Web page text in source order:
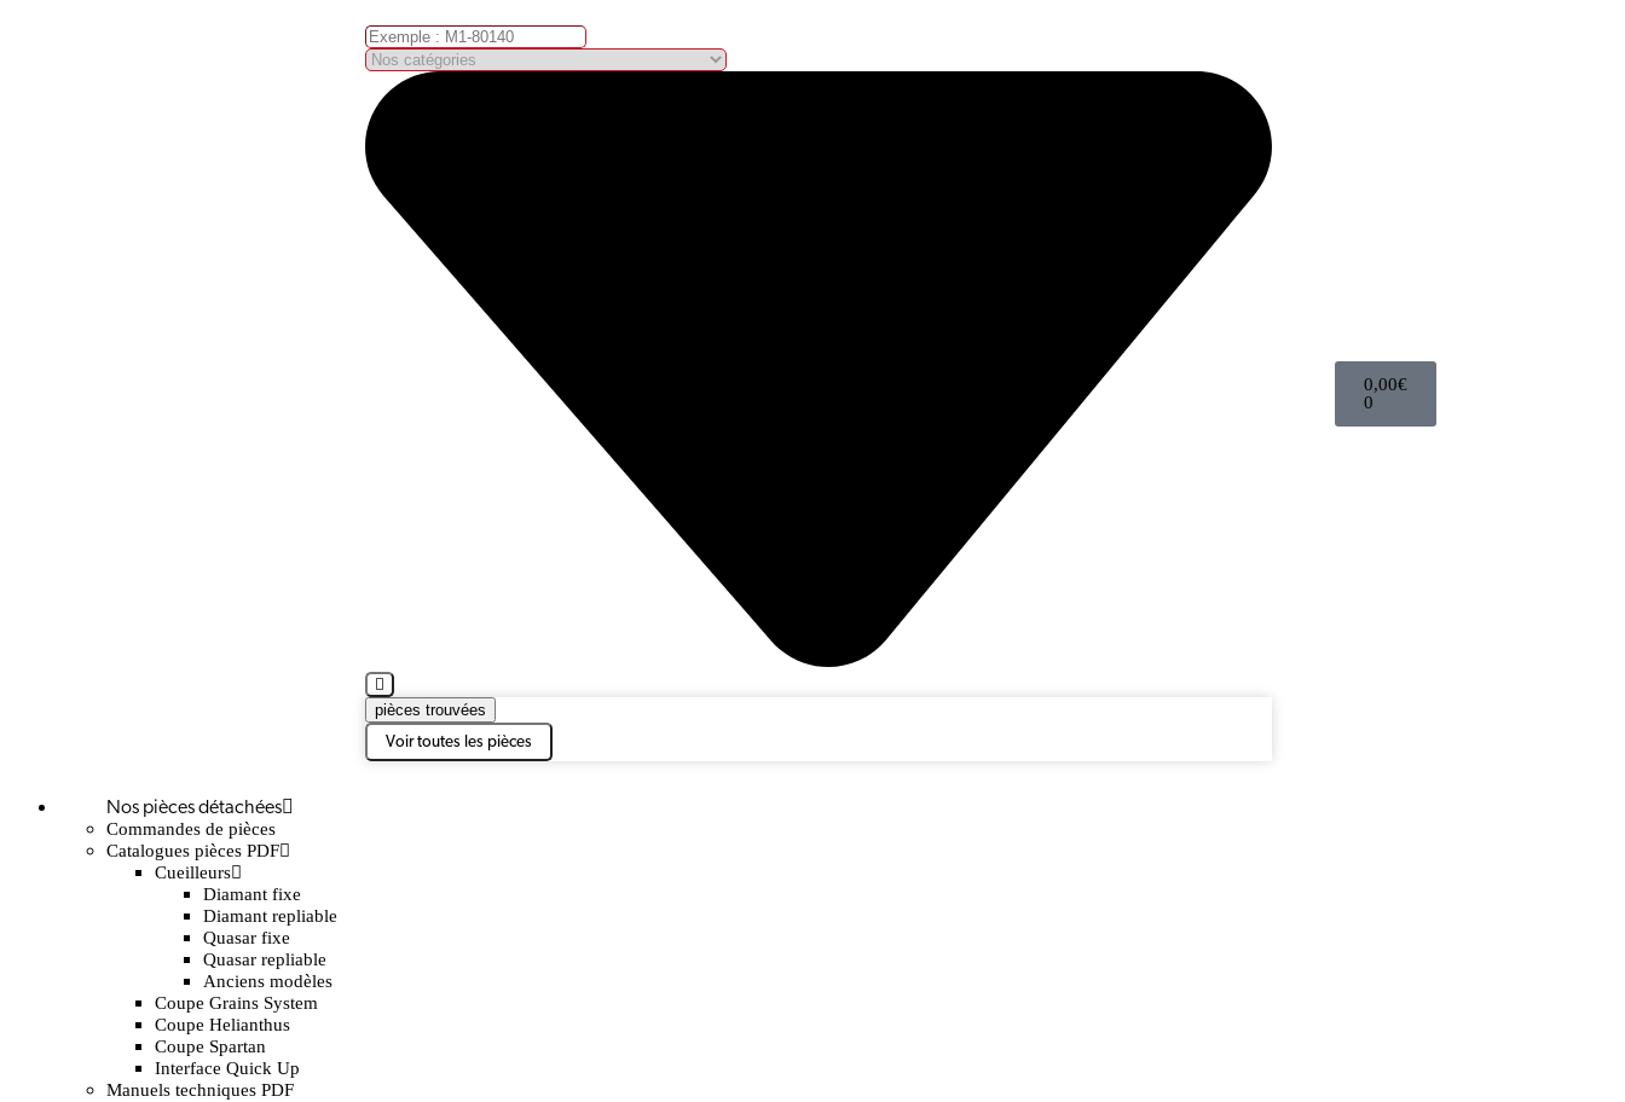
pièces trouvées
Voir toutes les pièces
0,00€
0
Nos pièces détachées
Commandes de pièces
Catalogues pièces PDF
Cueilleurs
Diamant fixe
Diamant repliable
Quasar fixe
Quasar repliable
Anciens modèles
Coupe Grains System
Coupe Helianthus
Coupe Spartan
Interface Quick Up
Manuels techniques PDF